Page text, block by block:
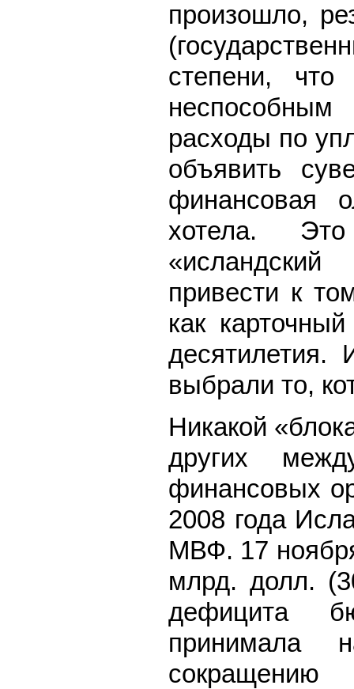
произошло,
степени, что
расходы по
объявить
финансовая
хотела.
привести к
как
выбрали то,
Никакой
других
финансовых
2008 года
МВФ. 17
млрд. долл.
дефицита
принимала